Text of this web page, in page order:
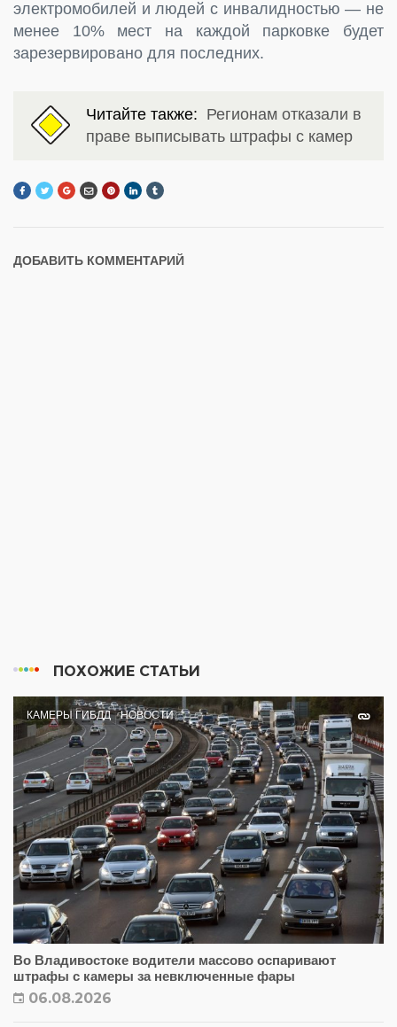
электромобилей и людей с инвалидностью — не
менее 10% мест на каждой парковке будет
зарезервировано для последних.
Читайте также: Регионам отказали в
праве выписывать штрафы с камер
ДОБАВИТЬ КОММЕНТАРИЙ
ПОХОЖИЕ СТАТЬИ
КАМЕРЫ ГИБДД НОВОСТИ
Во Владивостоке водители массово оспаривают
штрафы с камеры за невключенные фары
06.08.2026